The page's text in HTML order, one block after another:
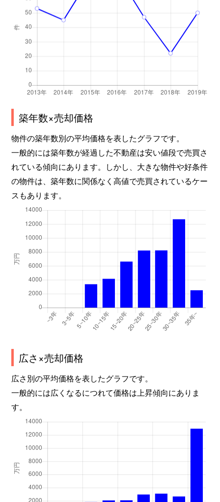
築年数×売却価格
物件の築年数別の平均価格を表したグラフです。
一般的には築年数が経過した不動産は安い値段で売買さ
れている傾向にあります。しかし、大きな物件や好条件
の物件は、築年数に関係なく高値で売買されているケー
スもあります。
広さ×売却価格
広さ別の平均価格を表したグラフです。
一般的には広くなるにつれて価格は上昇傾向にありま
す。